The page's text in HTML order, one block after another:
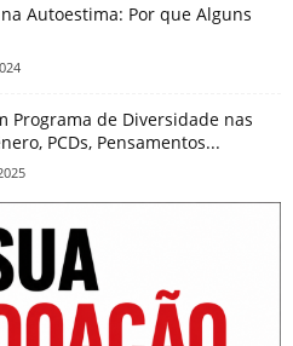
Autoestima: Por que Alguns
de Diversidade nas
PCDs, Pensamentos...